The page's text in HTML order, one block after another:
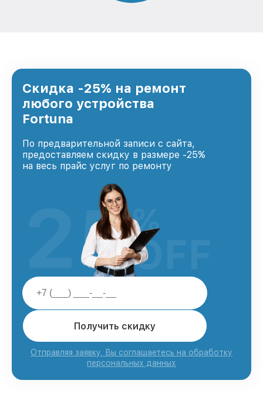
Скидка -25% на ремонт
любого устройства
Fortuna
По предварительной записи с сайта,
предоставляем скидку в размере -25%
на весь прайс услуг по ремонту
Получить скидку
Отправляя заявку, Вы соглашаетесь на обработку
персональных данных
25%
OFF